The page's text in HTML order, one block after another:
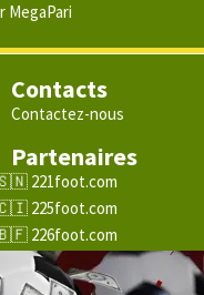
MegaPari
Contacts
Contactez-nous
Partenaires
221foot.com
225foot.com
226foot.com
228foot.com
229foot.com